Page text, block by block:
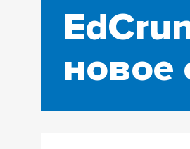
новое